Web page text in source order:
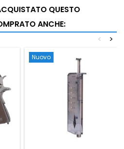
QUESTO
ANCHE:
>
<
Nuovo